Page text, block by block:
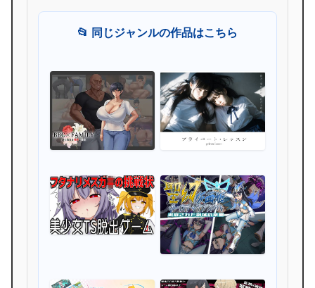
📂 同じジャンルの作品はこちら